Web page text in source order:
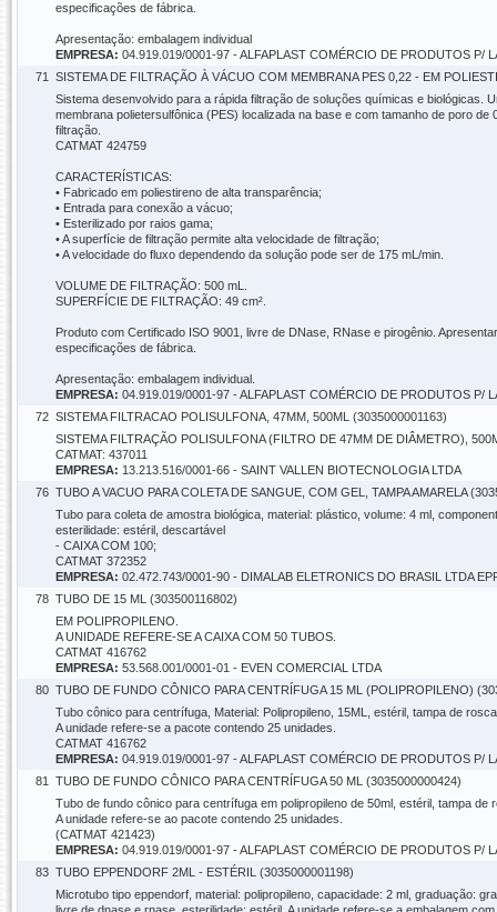
especificações de fábrica.
Apresentação: embalagem individual
EMPRESA: 04.919.019/0001-97 - ALFAPLAST COMÉRCIO DE PRODUTOS P/
71
SISTEMA DE FILTRAÇÃO À VÁCUO COM MEMBRANA PES 0,22 - EM
Sistema desenvolvido para a rápida filtração de soluções químicas e biológicas.
membrana polietersulfônica (PES) localizada na base e com tamanho de poro
filtração.
CATMAT 424759
CARACTERÍSTICAS:
• Fabricado em poliestireno de alta transparência;
• Entrada para conexão a vácuo;
• Esterilizado por raios gama;
• A superfície de filtração permite alta velocidade de filtração;
• A velocidade do fluxo dependendo da solução pode ser de 175 mL/min.
VOLUME DE FILTRAÇÃO: 500 mL.
SUPERFÍCIE DE FILTRAÇÃO: 49 cm².
Produto com Certificado ISO 9001, livre de DNase, RNase e pirogênio.
especificações de fábrica.
Apresentação: embalagem individual.
EMPRESA: 04.919.019/0001-97 - ALFAPLAST COMÉRCIO DE PRODUTOS P/
72 SISTEMA FILTRACAO POLISULFONA, 47MM, 500ML (3035000001163)
SISTEMA FILTRAÇÃO POLISULFONA (FILTRO DE 47MM DE DIÂMETRO),
CATMAT: 437011
EMPRESA: 13.213.516/0001-66 - SAINT VALLEN BIOTECNOLOGIA LTDA
76 TUBO A VACUO PARA COLETA DE SANGUE, COM GEL, TAMPA AMARELA
Tubo para coleta de amostra biológica, material: plástico, volume: 4 ml,
esterilidade: estéril, descartável
- CAIXA COM 100;
CATMAT 372352
EMPRESA: 02.472.743/0001-90 - DIMALAB ELETRONICS DO BRASIL LTDA
78 TUBO DE 15 ML (303500116802)
EM POLIPROPILENO.
A UNIDADE REFERE-SE A CAIXA COM 50 TUBOS.
CATMAT 416762
EMPRESA: 53.568.001/0001-01 - EVEN COMERCIAL LTDA
80 TUBO DE FUNDO CÔNICO PARA CENTRÍFUGA 15 ML (POLIPROPILENO)
Tubo cônico para centrífuga, Material: Polipropileno, 15ML, estéril, tampa de
A unidade refere-se a pacote contendo 25 unidades.
CATMAT 416762
EMPRESA: 04.919.019/0001-97 - ALFAPLAST COMÉRCIO DE PRODUTOS P/
81
TUBO DE FUNDO CÔNICO PARA CENTRÍFUGA 50 ML (3035000000424)
Tubo de fundo cônico para centrífuga em polipropileno de 50ml, estéril, tampa de
A unidade refere-se ao pacote contendo 25 unidades.
(CATMAT 421423)
EMPRESA: 04.919.019/0001-97 - ALFAPLAST COMÉRCIO DE PRODUTOS P/
83 TUBO EPPENDORF 2ML - ESTÉRIL (3035000001198)
Microtubo tipo eppendorf, material: polipropileno, capacidade: 2 ml, graduação: